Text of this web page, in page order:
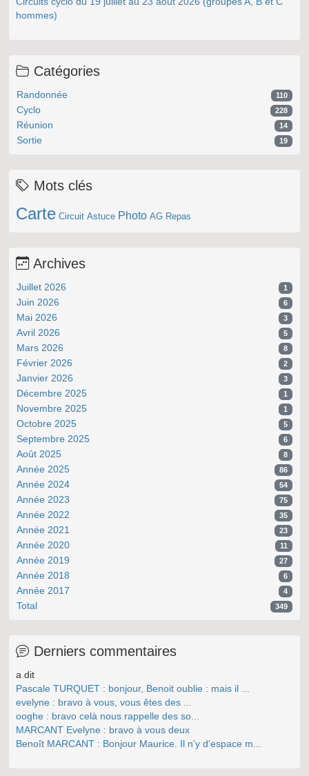
hommes)
Catégories
Randonnée 110
Cyclo 228
Réunion 14
Sortie 19
Mots clés
Carte Circuit Astuce Photo AG Repas
Archives
Juillet 2026 1
Juin 2026 6
Mai 2026 3
Avril 2026 5
Mars 2026 8
Février 2026 2
Janvier 2026 3
Décembre 2025 1
Novembre 2025 1
Octobre 2025 5
Septembre 2025 6
Août 2025 8
Année 2025 86
Année 2024 54
Année 2023 75
Année 2022 35
Année 2021 23
Année 2020 11
Année 2019 27
Année 2018 6
Année 2017 4
Total 349
Derniers commentaires
a dit
Pascale TURQUET : bonjour, Benoit oublie : mais il ...
evelyne : bravo à vous, vous êtes des ...
ooghe : bravo celà nous rappelle des so...
MARCANT Evelyne : bravo à vous deux
Benoît MARCANT : Bonjour Maurice. Il n'y d'espace m...